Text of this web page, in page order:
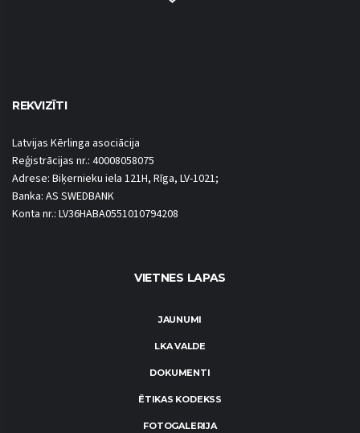
REKVIZĪTI
Latvijas Kērlinga asociācija
Reģistrācijas nr.: 40008058075
Adrese: Biķernieku iela 121H, Rīga, LV-1021;
Banka: AS SWEDBANK
Konta nr.: LV36HABA0551010794208
VIETNES LAPAS
JAUNUMI
LKA VALDE
DOKUMENTI
ĒTIKAS KODEKSS
FOTOGALERIJA